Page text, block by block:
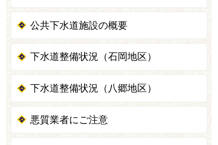
公共下水道施設の概要
下水道整備状況（石岡地区）
下水道整備状況（八郷地区）
悪質業者にご注意